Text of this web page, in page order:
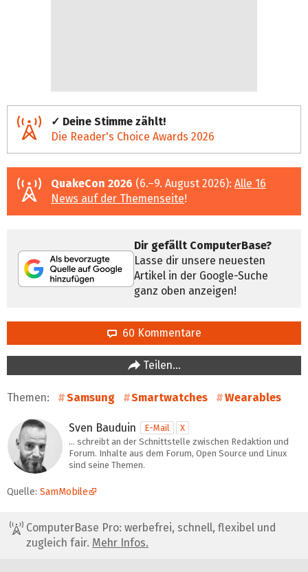
✓ Deine Stimme zählt!
Die Reader's Choice Awards 2026
QuakeCon 2026 (6.–9. August 2026): Alle 16
News auf der Themenseite!
Dir gefällt ComputerBase?
Lasse dir unsere neuesten
Artikel in der Google-Suche
ganz oben anzeigen!
60 Kommentare
Teilen…
Themen: Samsung Smartwatches Wearables
Sven Bauduin E-Mail
X
… schreibt an der Schnittstelle zwischen Redaktion und
Forum. Inhalte aus dem Forum, Open Source und Linux
sind seine Themen.
Quelle: SamMobile
ComputerBase Pro: werbefrei, schnell, flexibel und
zugleich fair. Mehr Infos.